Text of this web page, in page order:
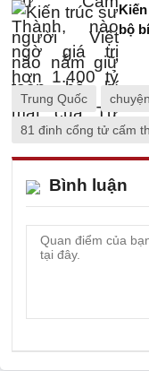
bộ
Trung Quốc
81 đinh cổng tử cấm
Bình luận